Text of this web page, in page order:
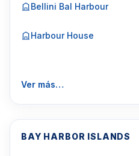
Bellini Bal Harbour
Harbour House
Ver más…
BAY HARBOR ISLANDS